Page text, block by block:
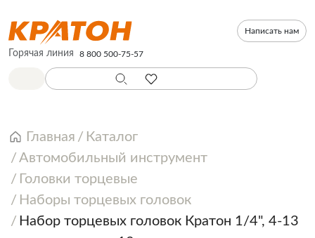
Написать нам
Горячая линия 8 800 500-75-57
Главная
Каталог
Автомобильный инструмент
Головки торцевые
Наборы торцевых головок
Набор торцевых головок Кратон 1/4", 4-13